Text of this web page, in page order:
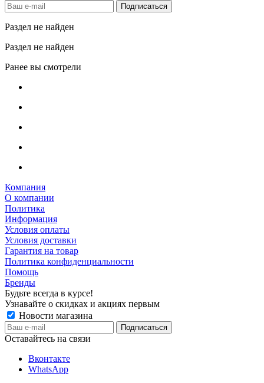
Раздел не найден
Раздел не найден
Ранее вы смотрели
Компания
О компании
Политика
Информация
Условия оплаты
Условия доставки
Гарантия на товар
Политика конфиденциальности
Помощь
Бренды
Будьте всегда в курсе!
Узнавайте о скидках и акциях первым
Новости магазина
Оставайтесь на связи
Вконтакте
WhatsApp